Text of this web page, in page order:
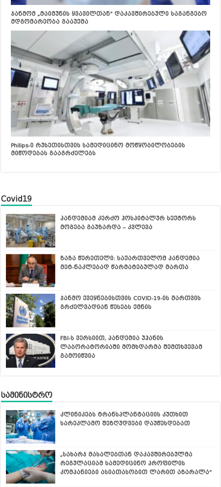
ჯანმომ „მაიმუნის ყვავილთან“ დაკავშირებული საგანგებო
მდგომარეობა გააუქმა
Philips-ი რუსეთისთვის სამედიცინო მოწყობილობების
მიწოდებას გააგრძელებს
Covid19
პანდემიამ კერძო ჰოსპიტალურ სექტორს
მოგება გაუზარდა – კვლევა
ზაზა წერეთელი: საქართველომ პანდემია
მეტ-ნაკლებად წარმატებულად მართა
ჯანმო ქვეყნებისთვის COVID-19-ის მართვის
გრძელვადიან წესებს ქმნის
FBI-ს ვერსიით, პანდემია უჰანის
ლაბორატორიაში მომხდარმა შემთხვევამ
გამოიწვია
სამინისტრო
კლინიკებს ტრანსპლანტაციის კუთხით
სარეკლამო შეზღუდვები დაუწესდებათ
„სახარჯ მასალებთან დაკავშირებულმა
რეგულაციამ სამედიცინო პროფილის
კომპანიები ასიათასობით ლარით აზარალა“